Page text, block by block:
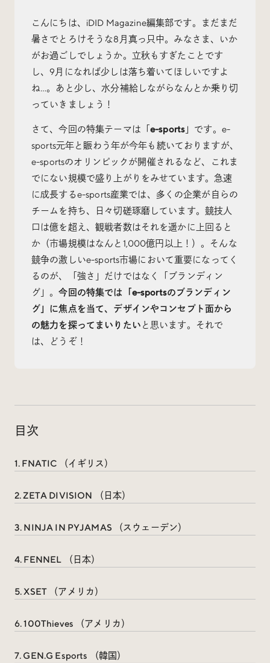
Today’s Bookmark
今日のブクマ
れを、ほぼ毎日1つずつ紹介しています。
Radio
iDID Podcast
「iDID RADIO」を隔週で公開中！
クリエイティブ業界のニュースやイベント情報、 今週
話題になったサイトなどを30分でお届けします。
AboutNews Contact
こんにちは、iDID Magazine編集部です。まだまだ
暑さでとろけそうな8月真っ只中。みなさま、いか
がお過ごしでしょうか。立秋もすぎたことです
し、9月になれば少しは落ち着いてほしいですよ
ね…。あと少し、水分補給しながらなんとか乗り切
っていきましょう！
さて、今回の特集テーマは「 e-sports 」です。e-
sports元年と賑わう年が今年も続いておりますが、
e-sportsのオリンピックが開催されるなど、これま
でにない規模で盛り上がりをみせています。急速
に成長するe-sports産業では、多くの企業が自らの
チームを持ち、日々切磋琢磨しています。競技人
口は億を超え、観戦者数はそれを遥かに上回ると
か（市場規模はなんと1,000億円以上！）。そんな
競争の激しいe-sports市場において重要になってく
るのが、「強さ」だけではなく「ブランディン
グ」。今回の特集では「e-sportsのブランディン
グ」に焦点を当て、デザインやコンセプト面から
の魅力を探ってまいりたい と思います。それで
は、どうぞ！
目次
1. FNATIC （イギリス）
2. ZETA DIVISION （日本）
3. NINJA IN PYJAMAS （スウェーデン）
4. FENNEL （日本）
5. XSET （アメリカ）
6. 100Thieves （アメリカ）
7. GEN.G Esports （韓国）